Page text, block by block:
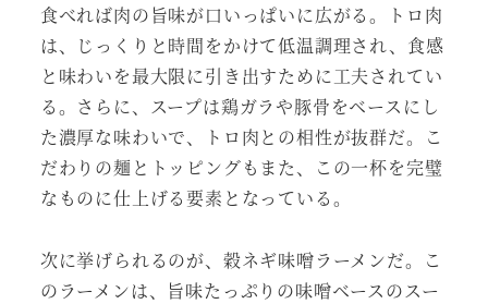
食べれば肉の旨味が口いっぱいに広がる。トロ肉
は、じっくりと時間をかけて低温調理され、食感
と味わいを最大限に引き出すために工夫されてい
る。さらに、スープは鶏ガラや豚骨をベースにし
た濃厚な味わいで、トロ肉との相性が抜群だ。こ
だわりの麺とトッピングもまた、この一杯を完璧
なものに仕上げる要素となっている。
次に挙げられるのが、穀ネギ味噌ラーメンだ。こ
のラーメンは、旨味たっぷりの味噌ベースのスー